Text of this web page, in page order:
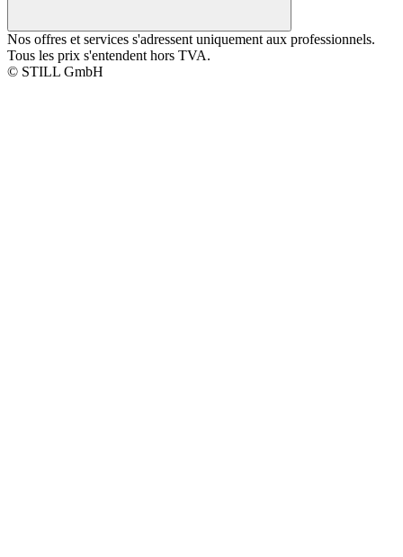
Nos offres et services s'adressent uniquement aux professionnels.
Tous les prix s'entendent hors TVA.
© STILL GmbH